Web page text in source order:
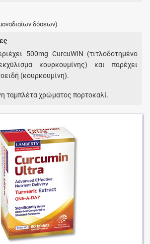
δόσεων)
500mg CurcuWIN (τιτλοδοτημένο
κουρκουμίνης) και παρέχει
(κουρκουμίνη).
ταμπλέτα χρώματος πορτοκαλί.